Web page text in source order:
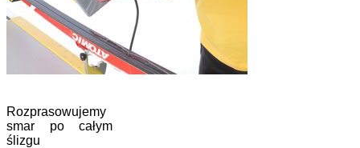
Rozprasowujemy
smar po całym
ślizgu